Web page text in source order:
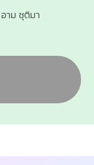
อาม ชุติมา